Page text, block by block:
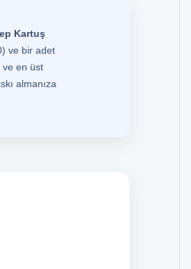
Kartuş
ve bir adet
ve en üst
almanıza